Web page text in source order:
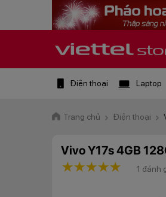
Điện thoại Laptop
Trang chủ Điện thoại
Vivo Y17s 4GB
5 stars
4 stars
3 stars
2 stars
1 star 1 đánh